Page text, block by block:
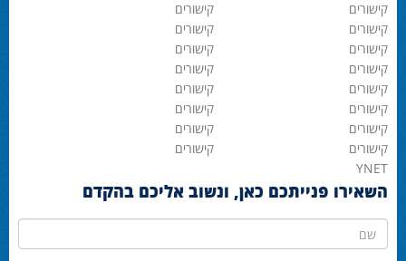
YNET
קישורים קישורים
קישורים קישורים
קישורים קישורים
קישורים קישורים
קישורים קישורים
קישורים קישורים
קישורים קישורים
קישורים קישורים
השאירו פנייתכם כאן, ונשוב אליכם בהקדם
שם